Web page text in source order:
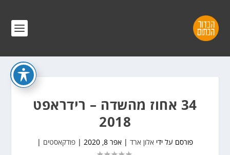
34 אחוז מהשדה – רידראפט
2018
פורסם על ידי אלון ארד אפר 8, 2020 פודקאסטים